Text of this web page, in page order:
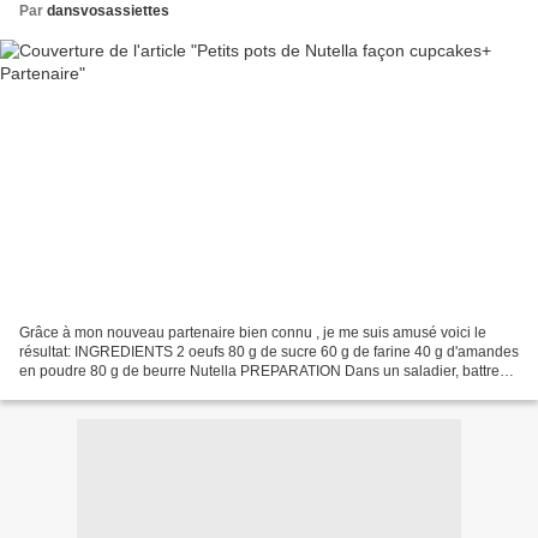
Par dansvosassiettes
Grâce à mon nouveau partenaire bien connu , je me suis amusé voici le
résultat: INGREDIENTS 2 oeufs 80 g de sucre 60 g de farine 40 g d'amandes
en poudre 80 g de beurre Nutella PREPARATION Dans un saladier, battre